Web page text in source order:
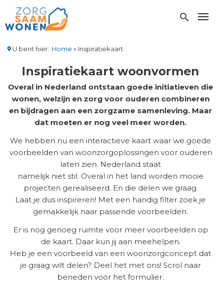
naar
de
gaan
search
U bent hier: Home Inspiratiekaart
Inspiratiekaart woonvormen
Overal in Nederland ontstaan goede initiatieven die
wonen, welzijn en zorg voor ouderen combineren
en bijdragen aan een zorgzame samenleving. Maar
dat moeten er nog veel meer worden.
We hebben nu een interactieve kaart waar we goede
voorbeelden van woonzorgoplossingen voor ouderen
laten zien. Nederland staat
namelijk niet stil. Overal in het land worden mooie
projecten gerealiseerd. En die delen we graag.
Laat je dus inspireren! Met een handig filter zoek je
gemakkelijk naar passende voorbeelden.
Er is nog genoeg ruimte voor meer voorbeelden op
de kaart. Daar kun jij aan meehelpen.
Heb je een voorbeeld van een woonzorgconcept dat
je graag wilt delen? Deel het met ons! Scrol naar
beneden voor het formulier.